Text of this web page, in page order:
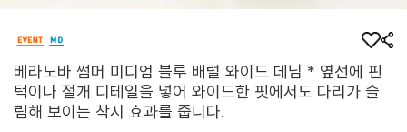
베라노바 썸머 미디엄 블루 배럴 와이드 데님 * 옆선에 핀
턱이나 절개 디테일을 넣어 와이드한 핏에서도 다리가 슬
림해 보이는 착시 효과를 줍니다.